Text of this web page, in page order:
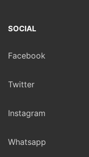
SOCIAL
Facebook
Twitter
Instagram
Whatsapp